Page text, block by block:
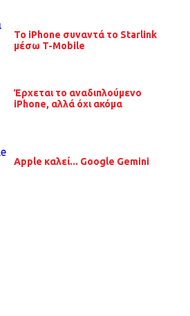
Το iPhone συναντά το Starlink
μέσω T-Mobile
Έρχεται το αναδιπλούμενο
iPhone, αλλά όχι ακόμα
Apple καλεί... Google Gemini